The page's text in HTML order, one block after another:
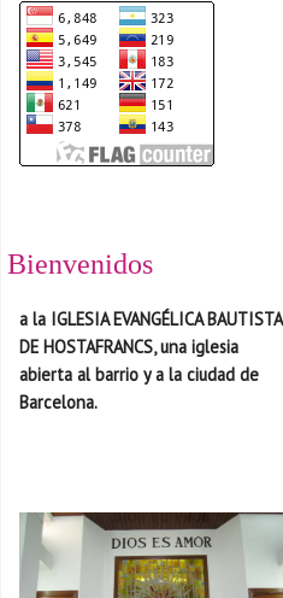
Bienvenidos
a la IGLESIA EVANGÉLICA BAUTISTA
DE HOSTAFRANCS, una iglesia
abierta al barrio y a la ciudad de
Barcelona.